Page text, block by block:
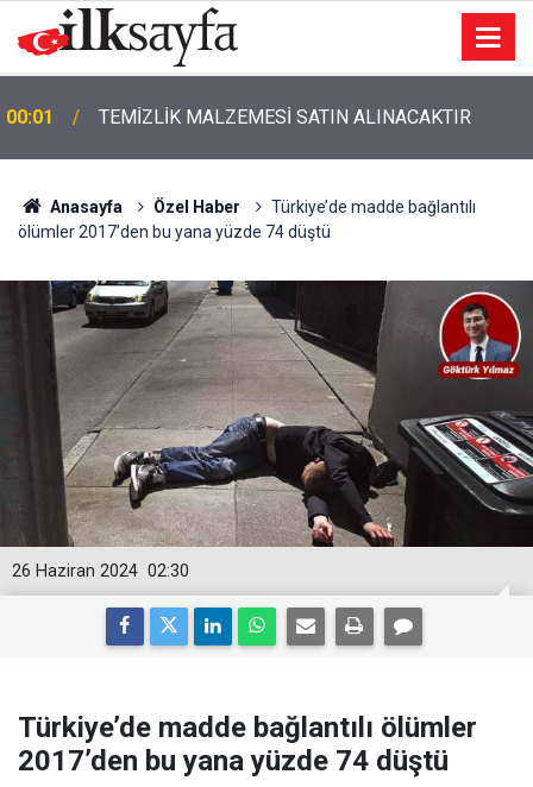
00:01 TEMİZLİK MALZEMESİ SATIN ALINACAKTIR
Anasayfa Özel Haber
Türkiye’de madde bağlantılı
ölümler 2017’den bu yana yüzde 74 düştü
02:30
26 Haziran 2024
Türkiye’de madde bağlantılı ölümler
2017’den bu yana yüzde 74 düştü